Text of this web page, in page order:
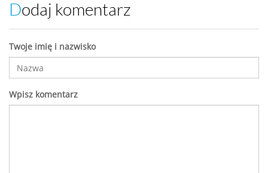
Dodaj komentarz
Twoje imię i nazwisko
Wpisz komentarz